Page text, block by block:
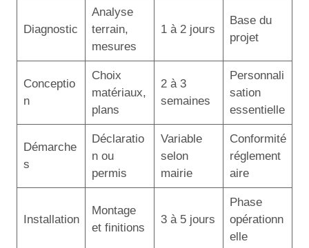
Diagnostic
Analyse
terrain,
mesures
1 à 2 jours
Base du
projet
Conceptio
n
Choix
matériaux,
plans
2 à 3
semaines
Personnali
sation
essentielle
Démarche
s
Déclaratio
n ou
permis
Variable
selon
mairie
Conformité
réglement
aire
Installation
Montage
et finitions
3 à 5 jours
Phase
opérationn
elle